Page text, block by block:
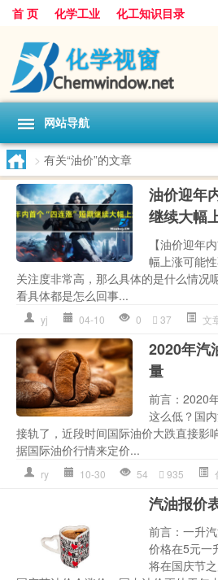
首 页 化学工业 化工知识目录
网站导航
> 有关“油价”的文章
油价迎年
继续大幅
【油价迎年
幅上涨可能
关注度非常高，那么具体的是什么情况
看具体都是怎么回事...
yj 04-10 0 37 文
2020年汽
量
前言：2020
这么低？国
接轨了，近段时间国际油价大跌直接影
据国际油价行情来定价...
ry 10-30 54 935
汽油报价
前言：一升
价格在5元一
将在国庆节